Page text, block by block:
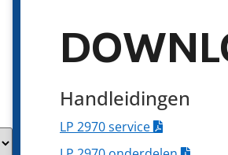
Handleidingen
LP 2970 service